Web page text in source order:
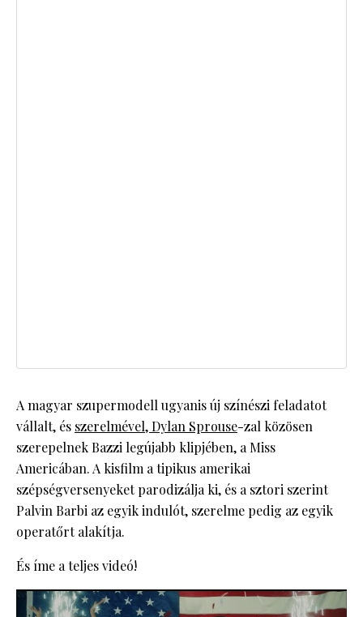
A magyar szupermodell ugyanis új színészi feladatot
vállalt, és szerelmével, Dylan Sprouse-zal közösen
szerepelnek Bazzi legújabb klipjében, a Miss
Americában. A kisfilm a tipikus amerikai
szépségversenyeket parodizálja ki, és a sztori szerint
Palvin Barbi az egyik indulót, szerelme pedig az egyik
operatőrt alakítja.
És íme a teljes videó!